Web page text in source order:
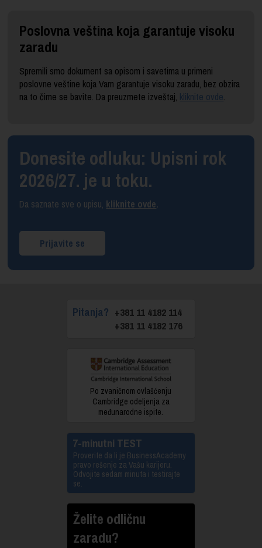
Poslovna veština koja garantuje visoku
zaradu
Spremili smo dokument sa opisom i savetima u primeni
poslovne veštine koja Vam garantuje visoku zaradu, bez obzira
na to čime se bavite. Da preuzmete izveštaj, kliknite ovde.
Donesite odluku: Upisni rok
2026/27. je u toku.
Da saznate sve o upisu, kliknite ovde.
Prijavite se
Pitanja? +381 11 4182 114
+381 11 4182 176
Po zvaničnom ovlašćenju
Cambridge odeljenja za
međunarodne ispite.
7-minutni TEST
Proverite da li je BusinessAcademy
pravo rešenje za Vašu karijeru.
Odvojite sedam minuta i testirajte
se.
Želite odličnu
zaradu?